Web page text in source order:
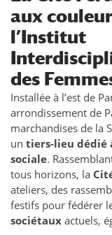
aux
l’Institut
des
Installée à l’est de
arrondissement de
marchandises de la
un tiers‑lieu dédié
sociale.
tous horizons, la
ateliers, des
festifs pour fédérer
sociétaux actuels,